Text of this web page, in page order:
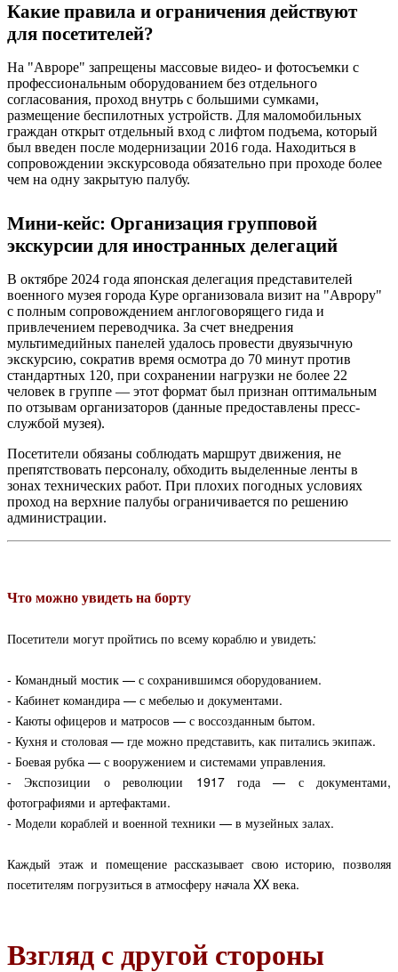
Какие правила и ограничения действуют
для посетителей?
На "Авроре" запрещены массовые видео- и фотосъемки с
профессиональным оборудованием без отдельного
согласования, проход внутрь с большими сумками,
размещение беспилотных устройств. Для маломобильных
граждан открыт отдельный вход с лифтом подъема, который
был введен после модернизации 2016 года. Находиться в
сопровождении экскурсовода обязательно при проходе более
чем на одну закрытую палубу.
Мини-кейс: Организация групповой
экскурсии для иностранных делегаций
В октябре 2024 года японская делегация представителей
военного музея города Куре организовала визит на "Аврору"
с полным сопровождением англоговорящего гида и
привлечением переводчика. За счет внедрения
мультимедийных панелей удалось провести двуязычную
экскурсию, сократив время осмотра до 70 минут против
стандартных 120, при сохранении нагрузки не более 22
человек в группе — этот формат был признан оптимальным
по отзывам организаторов (данные предоставлены пресс-
службой музея).
Посетители обязаны соблюдать маршрут движения, не
препятствовать персоналу, обходить выделенные ленты в
зонах технических работ. При плохих погодных условиях
проход на верхние палубы ограничивается по решению
администрации.
Что можно увидеть на борту
Посетители могут пройтись по всему кораблю и увидеть:
- Командный мостик — с сохранившимся оборудованием.
- Кабинет командира — с мебелью и документами.
- Каюты офицеров и матросов — с воссозданным бытом.
- Кухня и столовая — где можно представить, как питались экипаж.
- Боевая рубка — с вооружением и системами управления.
- Экспозиции о революции 1917 года — с документами,
фотографиями и артефактами.
- Модели кораблей и военной техники — в музейных залах.
Каждый этаж и помещение рассказывает свою историю, позволяя
посетителям погрузиться в атмосферу начала XX века.
Взгляд с другой стороны